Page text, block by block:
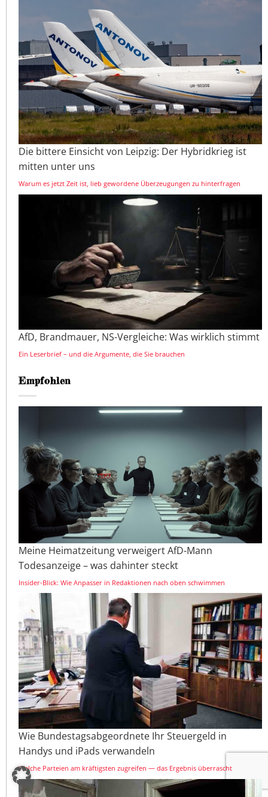
Die bittere Einsicht von Leipzig: Der Hybridkrieg ist
mitten unter uns
Warum es jetzt Zeit ist, lieb gewordene Überzeugungen zu hinterfragen
AfD, Brandmauer, NS-Vergleiche: Was wirklich stimmt
Ein Leserbrief – und die Argumente, die Sie brauchen
Empfohlen
Meine Heimatzeitung verweigert AfD-Mann
Todesanzeige – was dahinter steckt
Insider-Blick: Wie Anpasser in Redaktionen nach oben schwimmen
Wie Bundestagsabgeordnete Ihr Steuergeld in
Handys und iPads verwandeln
Welche Parteien am kräftigsten zugreifen — das Ergebnis überrascht